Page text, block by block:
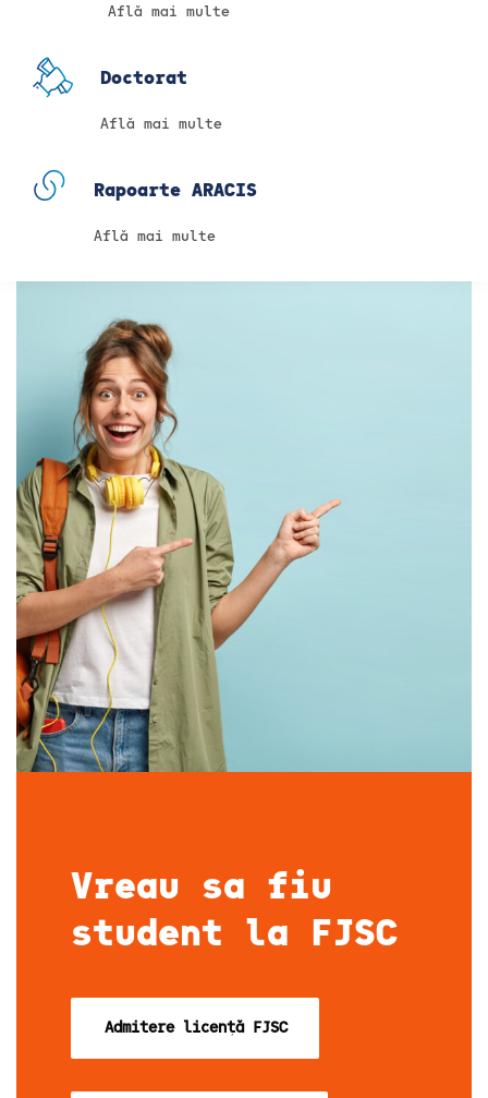
Află mai multe
Doctorat
Află mai multe
Rapoarte ARACIS
Află mai multe
Vreau sa fiu
student la FJSC
Admitere licență FJSC